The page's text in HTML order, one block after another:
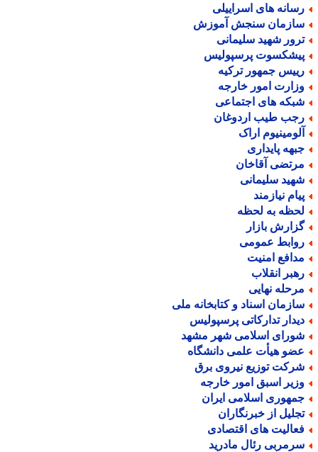
های اسراییلی
سنجش آموزش
شهید سلیمانی
پرسپولیس
جمهور ترکیه
امور خارجه
های اجتماعی
طیب اردوغان
اراک
پایداری
آقاخان
سلیمانی
نیازمند
به لحظه
بازار
عمومی
امنیت
انقلاب
نهایی
اسناد و کتابخانه ملی
تدارکاتی پرسپولیس
اسلامی شهر مشهد
هیأت علمی دانشگاه
توزیع نیروی برق
اسبق امور خارجه
اسلامی ایران
از خبرنگاران
های اقتصادی
رئال مادرید